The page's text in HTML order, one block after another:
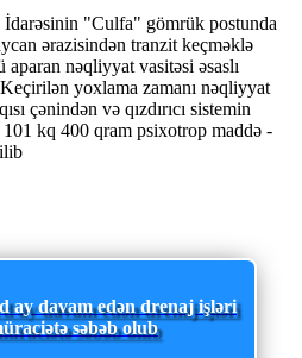
İdarəsinin "Culfa" gömrük postunda
ərazisindən tranzit keçməklə
nəqliyyat vasitəsi əsaslı
yoxlama zamanı nəqliyyat
çənindən və qızdırıcı sistemin
101 kq 400 qram psixotrop maddə -
ay davam edən drenaj işləri
səbəb olub